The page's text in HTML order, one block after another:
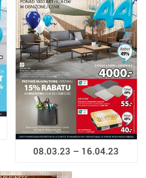
08.03.23 – 16.04.23